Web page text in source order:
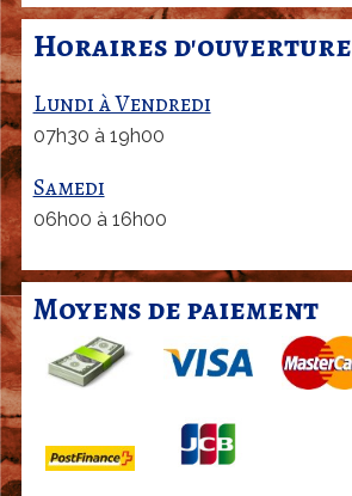
Horaires d'ouverture
Lundi à Vendredi
07h30 à 19h00
Samedi
06h00 à 16h00
Moyens de paiement